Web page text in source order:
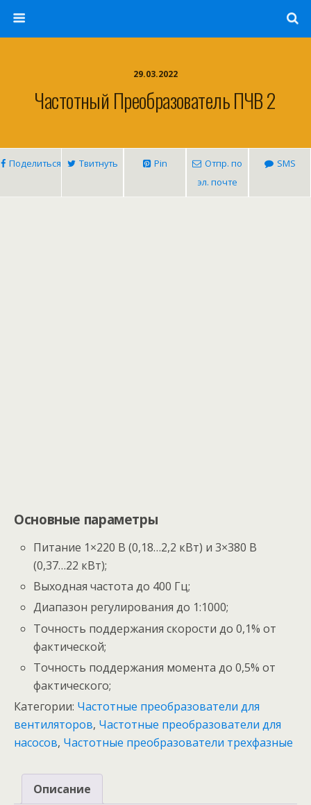
29.03.2022
Частотный Преобразователь ПЧВ 2
Поделиться Твитнуть Pin
Отпр. по
эл. почте
SMS
Основные параметры
Питание 1×220 В (0,18…2,2 кВт) и 3×380 В
(0,37…22 кВт);
Выходная частота до 400 Гц;
Диапазон регулирования до 1:1000;
Точность поддержания скорости до 0,1% от
фактической;
Точность поддержания момента до 0,5% от
фактического;
Категории: Частотные преобразователи для
вентиляторов, Частотные преобразователи для
насосов, Частотные преобразователи трехфазные
Описание